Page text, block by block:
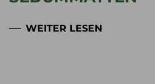
SEDUMKASSETTEN